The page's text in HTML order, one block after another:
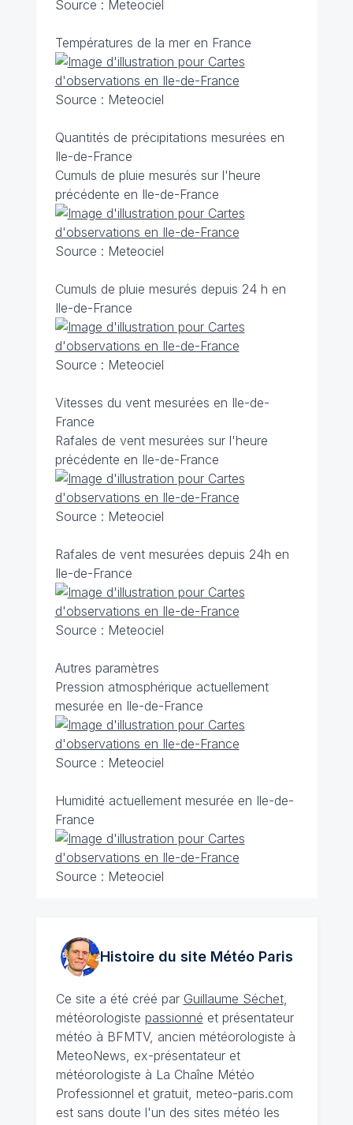
Source : Meteociel
Températures de la mer en France
Source : Meteociel
Quantités de précipitations mesurées en
Ile-de-France
Cumuls de pluie mesurés sur l'heure
précédente en Ile-de-France
Source : Meteociel
Cumuls de pluie mesurés depuis 24 h en
Ile-de-France
Source : Meteociel
Vitesses du vent mesurées en Ile-de-
France
Rafales de vent mesurées sur l'heure
précédente en Ile-de-France
Source : Meteociel
Rafales de vent mesurées depuis 24h en
Ile-de-France
Source : Meteociel
Autres paramètres
Pression atmosphérique actuellement
mesurée en Ile-de-France
Source : Meteociel
Humidité actuellement mesurée en Ile-de-
France
Source : Meteociel
Histoire du site MétéoParis
Ce site a été créé par Guillaume Séchet,
météorologiste passionné et présentateur
météo à BFMTV, ancien météorologiste à
MeteoNews, ex-présentateur et
météorologiste à La Chaîne Météo
Professionnel et gratuit, meteo-paris.com
est sans doute l'un des sites météo les